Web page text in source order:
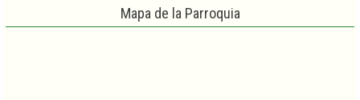
Mapa de la Parroquia